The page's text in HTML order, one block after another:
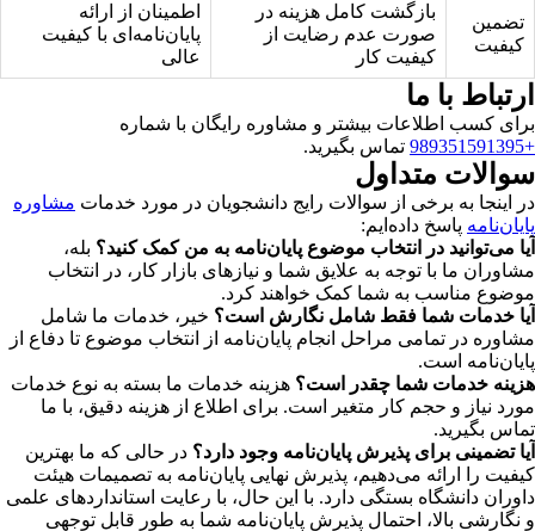
تضمین
کیفیت
بازگشت کامل هزینه در
صورت عدم رضایت از
کیفیت کار
اطمینان از ارائه
پایان‌نامه‌ای با کیفیت
عالی
ارتباط با ما
برای کسب اطلاعات بیشتر و مشاوره رایگان با شماره
+989351591395
تماس بگیرید.
سوالات متداول
در اینجا به برخی از سوالات رایج دانشجویان در مورد خدمات مشاوره
پایان‌نامه پاسخ داده‌ایم:
آیا می‌توانید در انتخاب موضوع پایان‌نامه به من کمک کنید؟ بله،
مشاوران ما با توجه به علایق شما و نیازهای بازار کار، در انتخاب
موضوع مناسب به شما کمک خواهند کرد.
آیا خدمات شما فقط شامل نگارش است؟ خیر، خدمات ما شامل
مشاوره در تمامی مراحل انجام پایان‌نامه از انتخاب موضوع تا دفاع از
پایان‌نامه است.
هزینه خدمات شما چقدر است؟ هزینه خدمات ما بسته به نوع خدمات
مورد نیاز و حجم کار متغیر است. برای اطلاع از هزینه دقیق، با ما
تماس بگیرید.
آیا تضمینی برای پذیرش پایان‌نامه وجود دارد؟ در حالی که ما بهترین
کیفیت را ارائه می‌دهیم، پذیرش نهایی پایان‌نامه به تصمیمات هیئت
داوران دانشگاه بستگی دارد. با این حال، با رعایت استانداردهای علمی
و نگارشی بالا، احتمال پذیرش پایان‌نامه شما به طور قابل توجهی